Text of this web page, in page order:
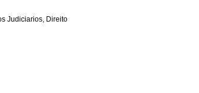
Judiciarios, Direito